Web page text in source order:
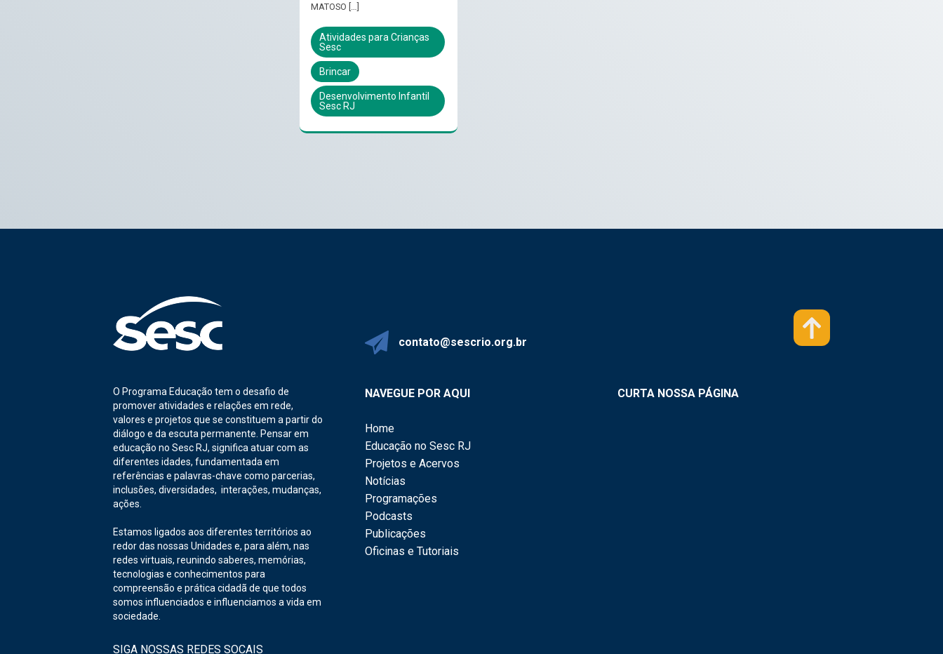
MATOSO […]
Atividades para Crianças
Sesc
Brincar
Desenvolvimento Infantil
Sesc RJ
contato@sescrio.org.br
O Programa Educação tem o desafio de
promover atividades e relações em rede,
valores e projetos que se constituem a partir do
diálogo e da escuta permanente. Pensar em
educação no Sesc RJ, significa atuar com as
diferentes idades, fundamentada em
referências e palavras-chave como parcerias,
inclusões, diversidades, interações, mudanças,
ações.
Estamos ligados aos diferentes territórios ao
redor das nossas Unidades e, para além, nas
redes virtuais, reunindo saberes, memórias,
tecnologias e conhecimentos para
compreensão e prática cidadã de que todos
somos influenciados e influenciamos a vida em
sociedade.
SIGA NOSSAS REDES SOCAIS
NAVEGUE POR AQUI
Home
Educação no Sesc RJ
Projetos e Acervos
Notícias
Programações
Podcasts
Publicações
Oficinas e Tutoriais
CURTA NOSSA PÁGINA